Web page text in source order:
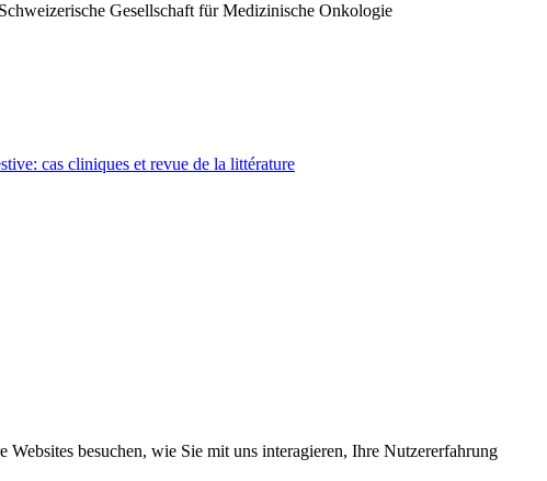
Gesellschaft für Medizinische Onkologie
cas cliniques et revue de la littérature
besuchen, wie Sie mit uns interagieren, Ihre Nutzererfahrung